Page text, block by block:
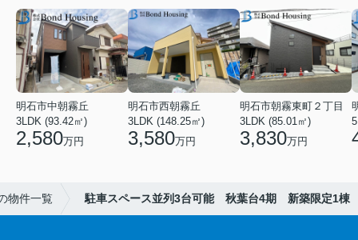
明石市中朝霧丘
3LDK (93.42㎡)
2,580万円
明石市西朝霧丘
3LDK (148.25㎡)
3,580万円
明石市朝霧東町２丁目
3LDK (85.01㎡)
3,830万円
物件一覧 駐車スペース並列3台可能 秋葉台4期 新築限定1棟